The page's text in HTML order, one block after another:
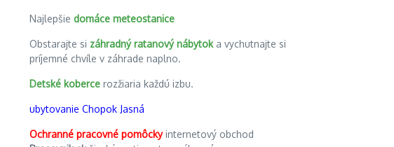
Najlepšie domáce meteostanice
Obstarajte si záhradný ratanový nábytoka vychutnajte si
príjemné chvíle v záhrade naplno.
Detské koberce rozžiaria každú izbu.
ubytovanie Chopok Jasná
Ochranné pracovné pomôckyinternetový obchod